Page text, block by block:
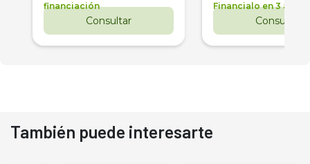
financiación
Consultar
Financialo en 3 años
Consultar
También puede interesarte